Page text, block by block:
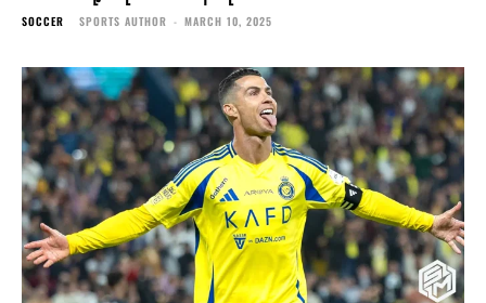
SOCCER SPORTS AUTHOR - MARCH 10, 2025